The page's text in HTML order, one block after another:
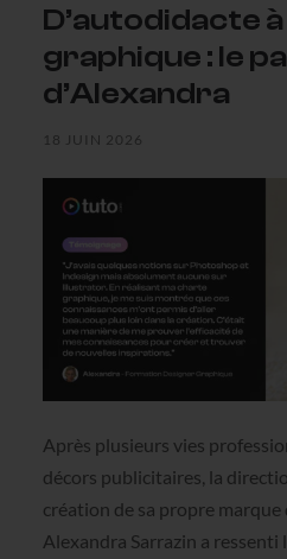
D’autodidacte
graphique : le
d’Alexandra
18 JUIN 2026
Après plusieurs vies
décors publicitaires, la
création de sa propre marque
Alexandra Sarrazin a